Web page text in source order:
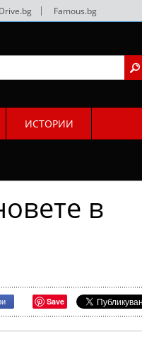
Famous.bg
ИСТОРИИ
в
Save